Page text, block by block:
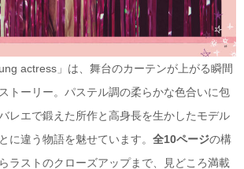
actress」は、舞台のカーテンが上がる瞬間
トーリー。パステル調の柔らかな色合いに包
レエで鍛えた所作と高身長を生かしたモデル
に違う物語を魅せています。 全10ページの構
ラストのクローズアップまで、見どころ満載